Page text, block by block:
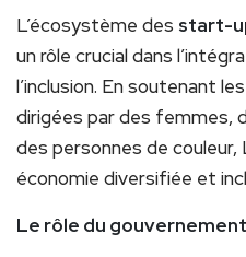
L’écosystème des start-
un rôle crucial dans
l’inclusion. En soutenant
dirigées par des femmes,
des personnes de couleur,
économie diversifiée et
Le rôle du